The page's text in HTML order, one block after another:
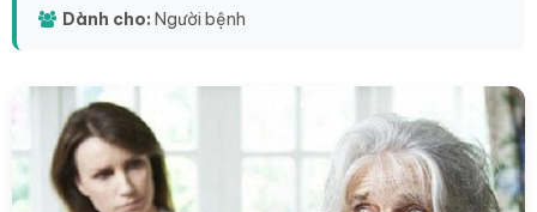
Dành cho: Người bệnh